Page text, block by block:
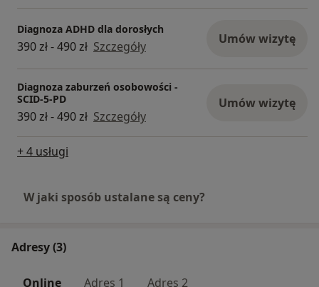
Diagnoza ADHD dla dorosłych
390 zł - 490 zł Szczegóły Umów wizytę
Diagnoza zaburzeń osobowości -
SCID-5-PD
390 zł - 490 zł Szczegóły
Umów wizytę
+ 4 usługi
W jaki sposób ustalane są ceny?
Adresy (3)
Online Adres 1 Adres 2